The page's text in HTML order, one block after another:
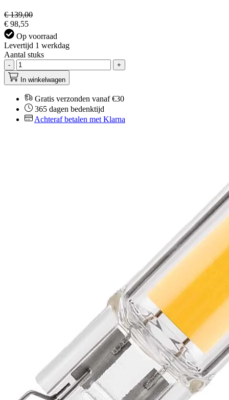
€ 139,00
€ 98,55
Op voorraad
Levertijd 1 werkdag
Aantal stuks
-
+
In winkelwagen
Gratis verzonden vanaf €30
365 dagen bedenktijd
Achteraf betalen met Klarna